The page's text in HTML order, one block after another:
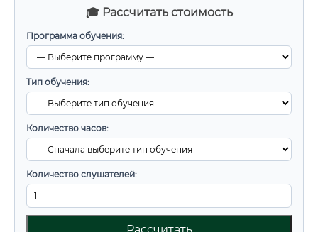
🎓 Рассчитать стоимость
Программа обучения:
Тип обучения:
Количество часов:
Количество слушателей: